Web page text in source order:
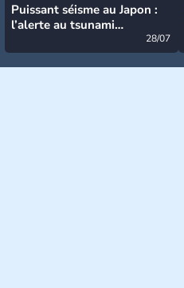
Puissant séisme au Japon :
l’alerte au tsunami
28/07